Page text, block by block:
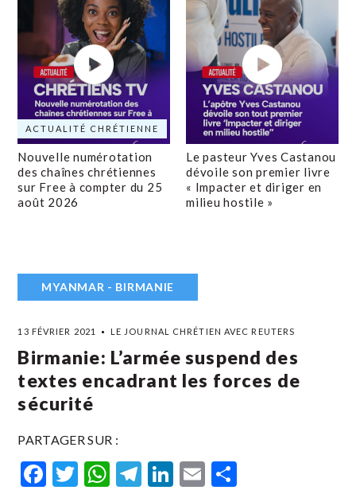
ACTUALITÉ CHRÉTIENNE
Nouvelle numérotation
des chaînes chrétiennes
sur Free à compter du 25
août 2026
Le pasteur Yves Castanou
dévoile son premier livre
« Impacter et diriger en
milieu hostile »
MYANMAR - BIRMANIE
13 FÉVRIER 2021 LE JOURNAL CHRÉTIEN AVEC REUTERS
Birmanie: L’armée suspend des
textes encadrant les forces de
sécurité
PARTAGER SUR :
Facebook
Twitter
WhatsApp
Telegram
LinkedIn
Email